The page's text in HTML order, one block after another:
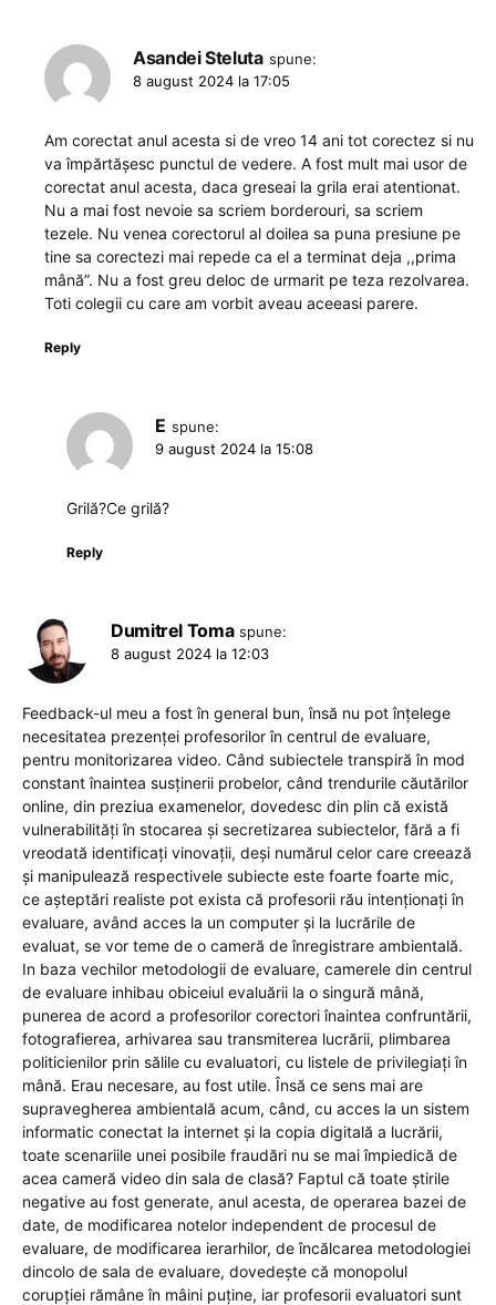
Asandei Steluta spune:
8 august 2024 la 17:05
Am corectat anul acesta si de vreo 14 ani tot corectez si nu
va împărtășesc punctul de vedere. A fost mult mai usor de
corectat anul acesta, daca greseai la grila erai atentionat.
Nu a mai fost nevoie sa scriem borderouri, sa scriem
tezele. Nu venea corectorul al doilea sa puna presiune pe
tine sa corectezi mai repede ca el a terminat deja ,,prima
mână”. Nu a fost greu deloc de urmarit pe teza rezolvarea.
Toti colegii cu care am vorbit aveau aceeasi parere.
Reply
E spune:
9 august 2024 la 15:08
Grilă?Ce grilă?
Reply
Dumitrel Toma spune:
8 august 2024 la 12:03
Feedback-ul meu a fost în general bun, însă nu pot înțelege
necesitatea prezenței profesorilor în centrul de evaluare,
pentru monitorizarea video. Când subiectele transpiră în mod
constant înaintea susținerii probelor, când trendurile căutărilor
online, din preziua examenelor, dovedesc din plin că există
vulnerabilități în stocarea și secretizarea subiectelor, fără a fi
vreodată identificați vinovații, deși numărul celor care creează
și manipulează respectivele subiecte este foarte foarte mic,
ce așteptări realiste pot exista că profesorii rău intenționați în
evaluare, având acces la un computer și la lucrările de
evaluat, se vor teme de o cameră de înregistrare ambientală.
In baza vechilor metodologii de evaluare, camerele din centrul
de evaluare inhibau obiceiul evaluării la o singură mână,
punerea de acord a profesorilor corectori înaintea confruntării,
fotografierea, arhivarea sau transmiterea lucrării, plimbarea
politicienilor prin sălile cu evaluatori, cu listele de privilegiați în
mână. Erau necesare, au fost utile. Însă ce sens mai are
supravegherea ambientală acum, când, cu acces la un sistem
informatic conectat la internet și la copia digitală a lucrării,
toate scenariile unei posibile fraudări nu se mai împiedică de
acea cameră video din sala de clasă? Faptul că toate știrile
negative au fost generate, anul acesta, de operarea bazei de
date, de modificarea notelor independent de procesul de
evaluare, de modificarea ierarhilor, de încălcarea metodologiei
dincolo de sala de evaluare, dovedește că monopolul
corupției rămâne în mâini puține, iar profesorii evaluatori sunt